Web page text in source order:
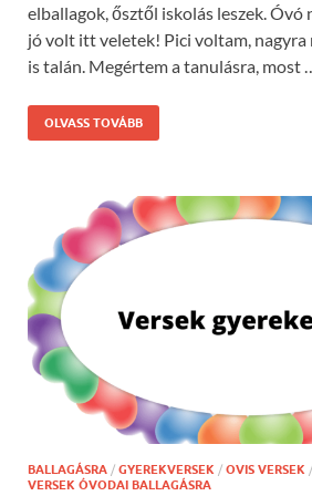
elballagok, ősztől iskolás leszek. Óvó
jó volt itt veletek! Pici voltam,
is talán. Megértem a tanulásra, most
OLVASS TOVÁBB
BALLAGÁSRA / GYEREKVERSEK / OVIS VERSEK /
VERSEK ÓVODAI BALLAGÁSRA